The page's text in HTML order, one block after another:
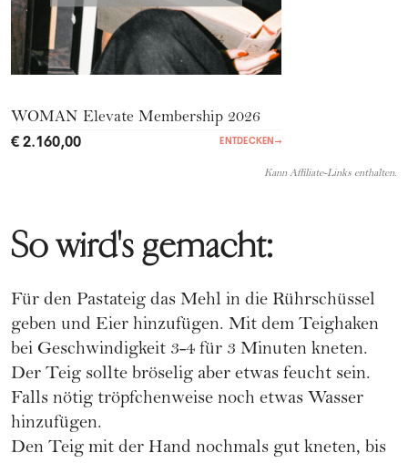
WOMAN Elevate Membership 2026
€ 2.160,00 ENTDECKEN →
Kann Affiliate-Links enthalten.
So wird's gemacht:
Für den Pastateig das Mehl in die Rührschüssel
geben und Eier hinzufügen. Mit dem Teighaken
bei Geschwindigkeit 3-4 für 3 Minuten kneten.
Der Teig sollte bröselig aber etwas feucht sein.
Falls nötig tröpfchenweise noch etwas Wasser
hinzufügen.
Den Teig mit der Hand nochmals gut kneten, bis